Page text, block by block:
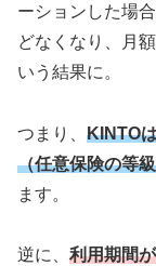
ーションした場
どなくなり、月
いう結果に。
つまり、 KINTO
（任意保険の等
ます。
逆に、 利用期間